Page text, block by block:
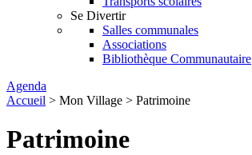
Se Divertir
Salles communales
Associations
Bibliothèque Communautaire
Agenda
Accueil > Mon Village > Patrimoine
Patrimoine